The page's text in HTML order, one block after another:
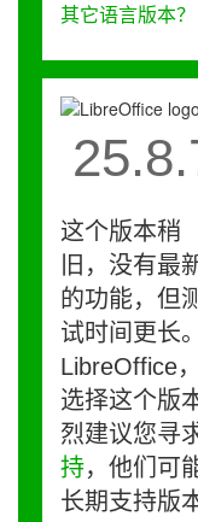
其它语言版本？
这个版本稍
旧，没有最
的功能，但
试时间更长
LibreOffice
选择这个版
烈建议您寻
持，他们可
长期支持版